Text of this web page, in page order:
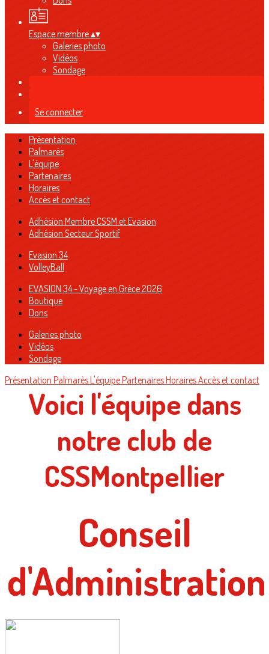
Espace membre▴▾
Galeries photo
Vidéos
Sondage
Se connecter
Présentation
Palmarès
L'équipe
Partenaires
Horaires
Accès et contact
Adhésion Membre CSSM et Evasion
Adhésion Secteur Sportif
Evasion 34
VolleyBall
EVASION 34 - Voyage en Grèce 2026
Boutique
Dons
Galeries photo
Vidéos
Sondage
Présentation PalmarèsL'équipePartenairesHorairesAccès et contact
Voici l'équipe dans
notre club de
CSSMontpellier
Conseil
d'Administration